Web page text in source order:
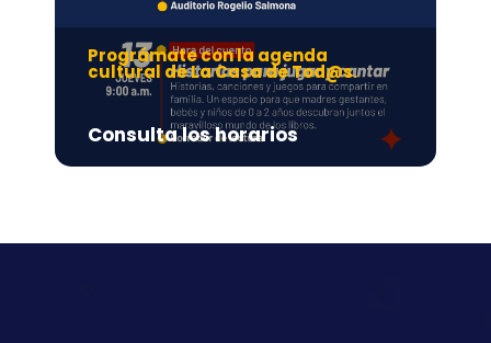
Prográmate con la agenda
cultural de La Casa de Tod@s.
Consulta los horarios